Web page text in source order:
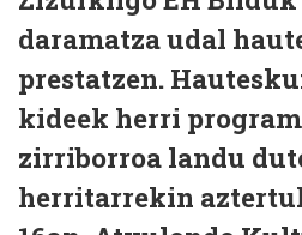
daramatza udal
prestatzen.
kideek herri
zirriborroa landu
herritarrekin